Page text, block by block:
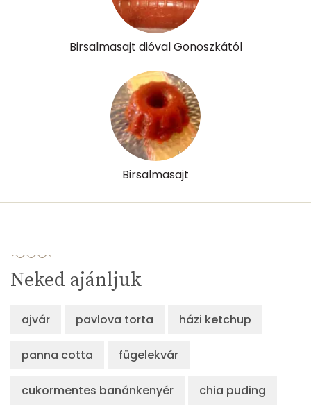
Birsalmasajt dióval Gonoszkától
Birsalmasajt
Neked ajánljuk
ajvár pavlova torta házi ketchup
panna cotta fügelekvár
cukormentes banánkenyér chia puding